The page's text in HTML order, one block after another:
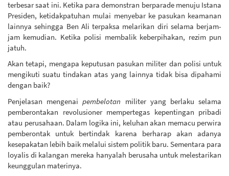
terbesar saat ini. Ketika para demonstran berparade menuju Istana
Presiden, ketidakpatuhan mulai menyebar ke pasukan keamanan
lainnya sehingga Ben Ali terpaksa melarikan diri selama berjam-
jam kemudian. Ketika polisi membalik keberpihakan, rezim pun
jatuh.
Akan tetapi, mengapa keputusan pasukan militer dan polisi untuk
mengikuti suatu tindakan atas yang lainnya tidak bisa dipahami
dengan baik?
Penjelasan mengenaipembelotan militer yang berlaku selama
pemberontakan revolusioner mempertegas kepentingan pribadi
atau perusahaan. Dalam logika ini, keluhan akan memacu perwira
pemberontak untuk bertindak karena berharap akan adanya
kesepakatan lebih baik melalui sistem politik baru. Sementara para
loyalis di kalangan mereka hanyalah berusaha untuk melestarikan
keunggulan materinya.